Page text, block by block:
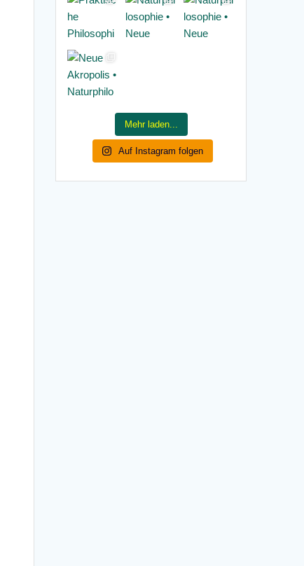
Mehr laden...
Auf Instagram folgen